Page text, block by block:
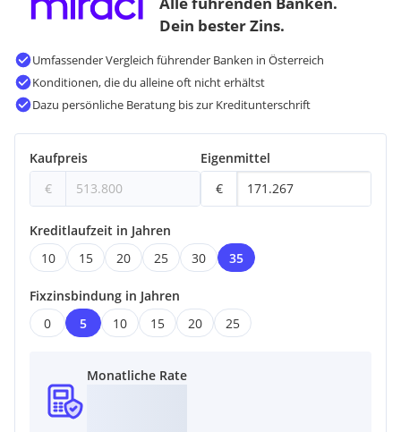
Dein bester Zins.
Umfassender Vergleich führender Banken in Österreich
Konditionen, die du alleine oft nicht erhältst
Dazu persönliche Beratung bis zur Kreditunterschrift
Kaufpreis
€
Eigenmittel
€
Kreditlaufzeit in Jahren
10
15 20 25 30 35
Fixzinsbindung in Jahren
0
5 10 15 20 25
Monatliche Rate